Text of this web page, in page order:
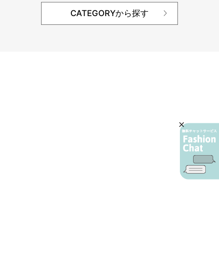
CATEGORYから探す